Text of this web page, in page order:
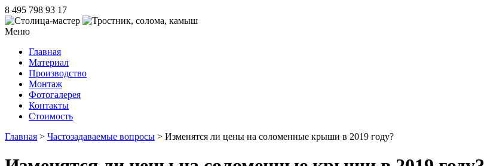
8 495 798 93 17
Меню
Главная
Материал
Производство
Монтаж
Фотогалерея
Контакты
Стоимость
Главная > Частозадаваемые вопросы > Изменятся ли цены на соломенные крыши в 2019 году?